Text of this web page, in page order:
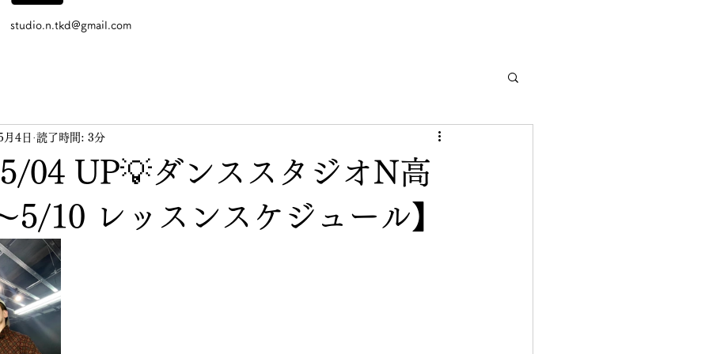
studio.n.tkd@gmail.com
04 UP💡ダンススタジオN高
5/10 レッスンスケジュール】
4日 読了時間: 3分